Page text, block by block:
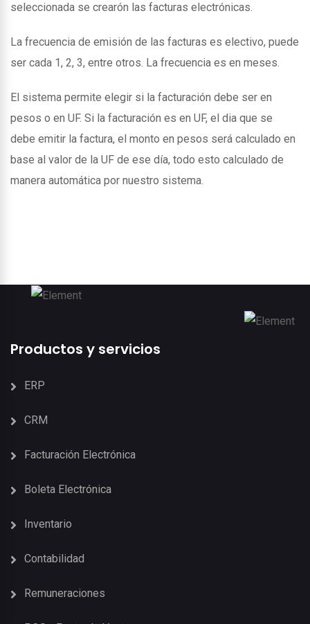
seleccionada se crearón las facturas electrónicas.
La frecuencia de emisión de las facturas es electivo, puede
ser cada 1, 2, 3, entre otros. La frecuencia es en meses.
El sistema permite elegir si la facturación debe ser en
pesos o en UF. Si la facturación es en UF, el dia que se
debe emitir la factura, el monto en pesos será calculado en
base al valor de la UF de ese día, todo esto calculado de
manera automática por nuestro sistema.
Productos y servicios
ERP
CRM
Facturación Electrónica
Boleta Electrónica
Inventario
Contabilidad
Remuneraciones